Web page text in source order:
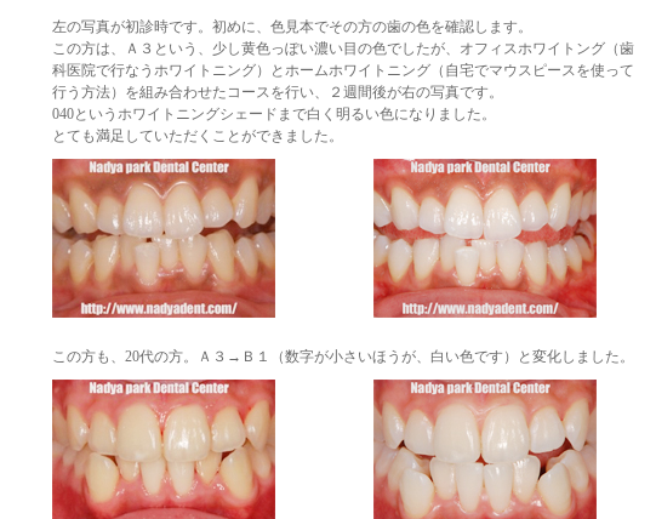
左の写真が初診時です。初めに、色見本でその方の歯の色を確認します。
この方は、Ａ３という、少し黄色っぽい濃い目の色でしたが、オフィスホワイトング（歯
科医院で行なうホワイトニング）とホームホワイトニング（自宅でマウスピースを使って
行う方法）を組み合わせたコースを行い、２週間後が右の写真です。
040というホワイトニングシェードまで白く明るい色になりました。
とても満足していただくことができました。
この方も、20代の方。Ａ３→Ｂ１（数字が小さいほうが、白い色です）と変化しました。